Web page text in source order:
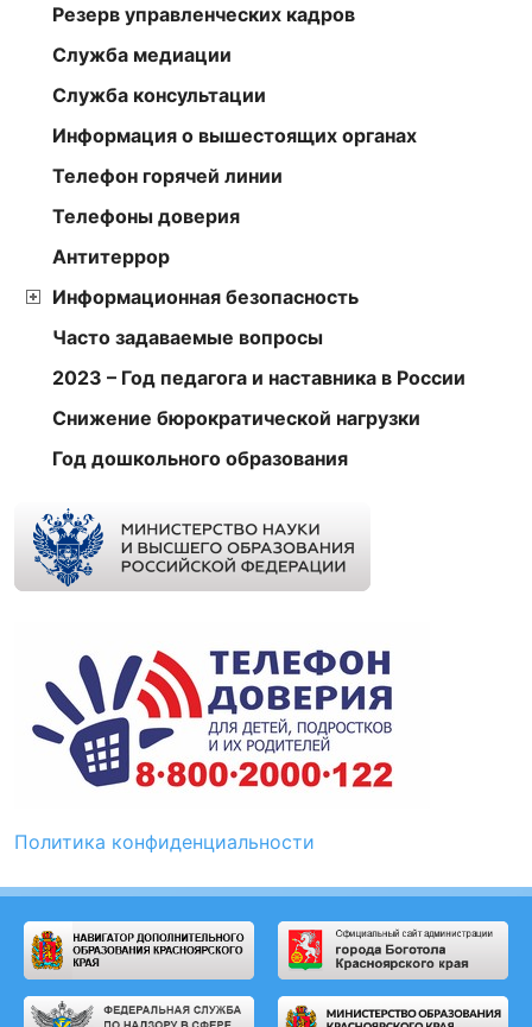
Резерв управленческих кадров
Служба медиации
Служба консультации
Информация о вышестоящих органах
Телефон горячей линии
Телефоны доверия
Антитеррор
Информационная безопасность
Часто задаваемые вопросы
2023 – Год педагога и наставника в России
Снижение бюрократической нагрузки
Год дошкольного образования
Политика конфиденциальности